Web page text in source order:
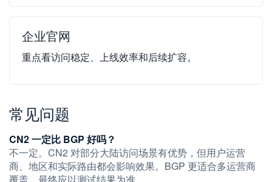
企业官网
重点看访问稳定、上线效率和后续扩容。
常见问题
CN2 一定比 BGP 好吗？
不一定。CN2 对部分大陆访问场景有优势，但用户运营
商、地区和实际路由都会影响效果。BGP 更适合多运营商